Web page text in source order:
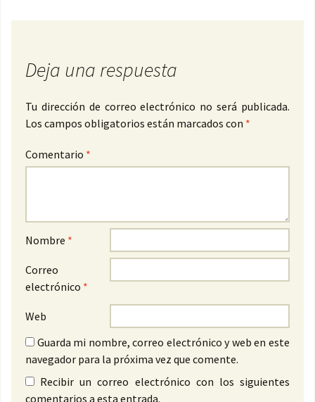
Deja una respuesta
Tu dirección de correo electrónico no será publicada.
Los campos obligatorios están marcados con *
Comentario *
Nombre *
Correo
electrónico *
Web
Guarda mi nombre, correo electrónico y web en este
navegador para la próxima vez que comente.
Recibir un correo electrónico con los siguientes
comentarios a esta entrada.